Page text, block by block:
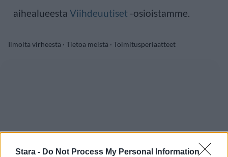
Stara - Do Not Process My Personal Information
aihealueesta Viihdeuutiset -osioistamme.
Ilmoita virheestä · Tietoa meistä · Toimitusperiaatteet